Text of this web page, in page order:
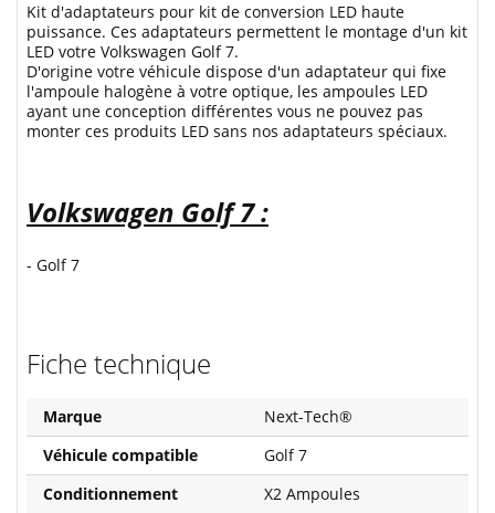
Kit d'adaptateurs pour kit de conversion LED haute
puissance. Ces adaptateurs permettent le montage d'un kit
LED votre Volkswagen Golf 7.
D'origine votre véhicule dispose d'un adaptateur qui fixe
l'ampoule halogène à votre optique, les ampoules LED
ayant une conception différentes vous ne pouvez pas
monter ces produits LED sans nos adaptateurs spéciaux.
Volkswagen Golf 7 :
- Golf 7
Fiche technique
Marque
Next-Tech®
Véhicule compatible
Golf 7
Conditionnement
X2 Ampoules